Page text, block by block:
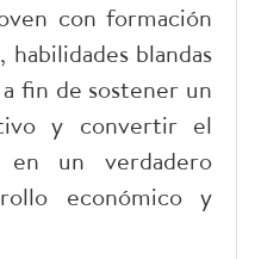
con formación
blandas
fin de sostener un
y convertir el
en un verdadero
económico y